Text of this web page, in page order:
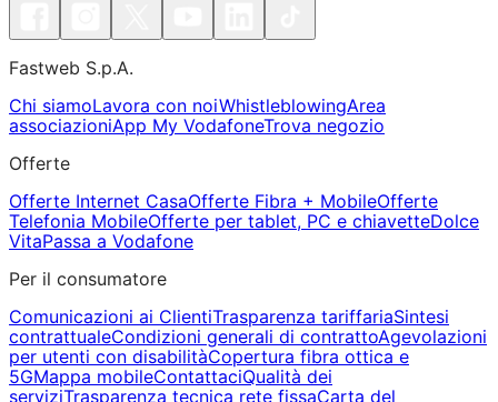
Fastweb S.p.A.
Chi siamoLavora con noiWhistleblowingArea
associazioniApp My VodafoneTrova negozio
Offerte
Offerte Internet CasaOfferte Fibra + MobileOfferte
Telefonia MobileOfferte per tablet, PC e chiavetteDolce
VitaPassa a Vodafone
Per il consumatore
Comunicazioni ai ClientiTrasparenza tariffariaSintesi
contrattualeCondizioni generali di contrattoAgevolazioni
per utenti con disabilitàCopertura fibra ottica e
5GMappa mobileContattaciQualità dei
serviziTrasparenza tecnica rete fissaCarta del